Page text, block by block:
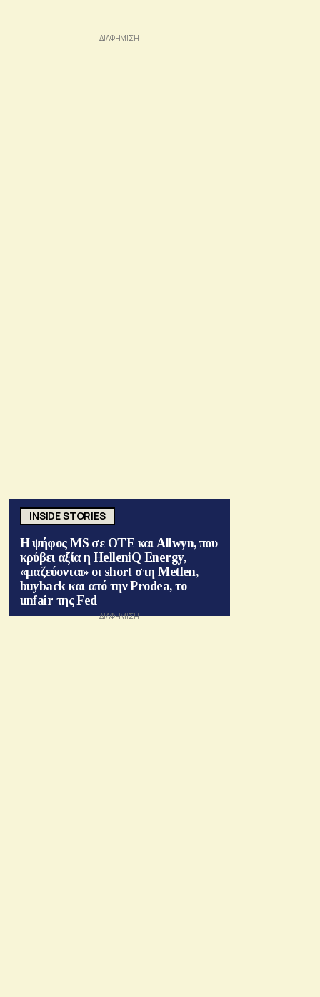
INSIDE STORIES
Η ψήφος MS σε ΟΤΕ και Allwyn, που
κρύβει αξία η HelleniQ Energy,
«μαζεύονται» οι short στη Metlen,
buyback και από την Prodea, το
unfair της Fed